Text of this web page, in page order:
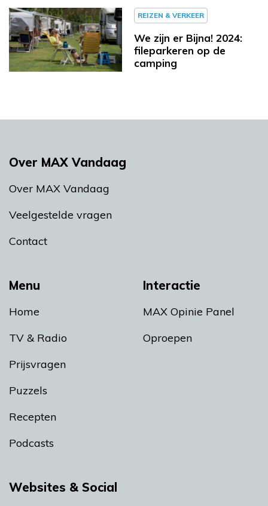
REIZEN & VERKEER
We zijn er Bijna! 2024:
fileparkeren op de
camping
Menu
Home
TV & Radio
Prijsvragen
Puzzels
Recepten
Podcasts
Interactie
MAX Opinie Panel
Oproepen
Over MAX Vandaag
Over MAX Vandaag
Veelgestelde vragen
Contact
Websites & Social